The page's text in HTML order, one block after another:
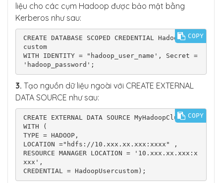
liệu cho các cụm Hadoop được bảo mật bằng
Kerberos như sau:
CREATE DATABASE SCOPED CREDENTIAL HadoopUser
custom
WITH IDENTITY = "hadoop_user_name', Secret =
'hadoop_password';
COPY
3. Tạo nguồn dữ liệu ngoài với CREATE EXTERNAL
DATA SOURCE như sau:
CREATE EXTERNAL DATA SOURCE MyHadoopCluster
WITH (
TYPE = HADOOP,
LOCATION ="hdfs://10.xxx.xx.xxx:xxxx" ,
RESOURCE MANAGER LOCATION = '10.xxx.xx.xxx:x
xxx',
CREDENTIAL = HadoopUsercustom);
COPY